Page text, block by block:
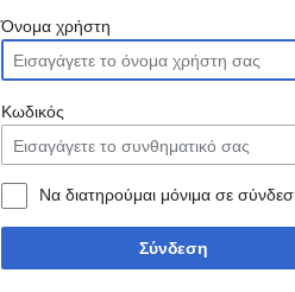
Όνομα χρήστη
Κωδικός
Να διατηρούμαι μόνιμα σε
Σύνδεση